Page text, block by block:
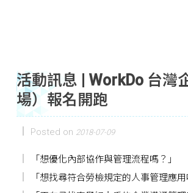
活動訊息 | WorkDo 台灣
場）報名開跑
Posted on 2018-07-09
「想優化內部協作與管理流程嗎？」
「想找尋符合勞檢規定的人事管理應用